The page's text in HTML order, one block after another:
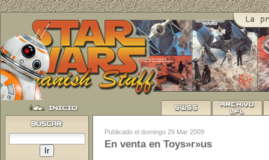
Publicado el domingo 29 Mar 2009
En venta en Toys»r»us